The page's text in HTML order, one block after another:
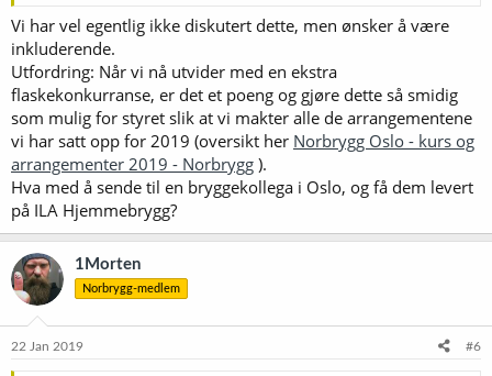
fra andre fylkeslag), og det er gratis å delta. Hver person kan
delta med til sammen maksimum tre forskjellige bidrag per
konkurranse.
Dersom ikke annet er spesifisert, gjelder samme regler som
for flaskekonkurransen i NM (regler her).
Vi har vel egentlig ikke diskutert dette, men ønsker å være
inkluderende.
Utfordring: Når vi nå utvider med en ekstra
flaskekonkurranse, er det et poeng og gjøre dette så smidig
som mulig for styret slik at vi makter alle de arrangementene
vi har satt opp for 2019 (oversikt her Norbrygg Oslo - kurs og
arrangementer 2019 - Norbrygg ).
Hva med å sende til en bryggekollega i Oslo, og få dem levert
på ILA Hjemmebrygg?
1Morten
Norbrygg-medlem
22 Jan 2019 #6